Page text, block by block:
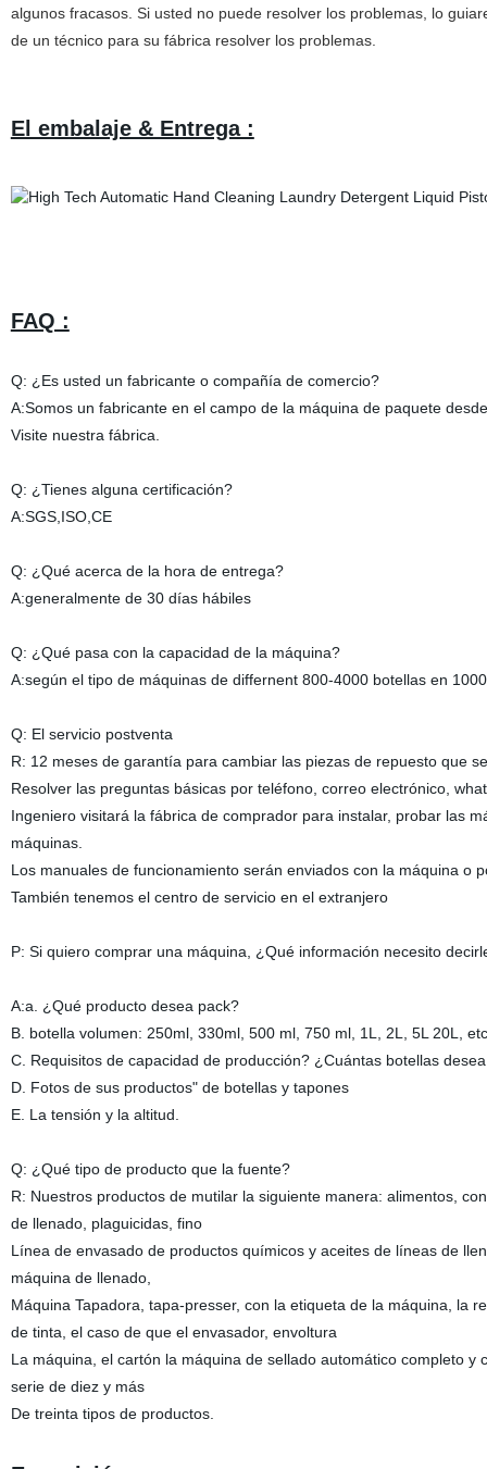
algunos fracasos. Si usted no puede resolver los problemas, lo
de un técnico para su fábrica resolver los problemas.
El embalaje & Entrega :
FAQ :
Q: ¿Es usted un fabricante o compañía de comercio?
A:Somos un fabricante en el campo de la máquina de paquete
Visite nuestra fábrica.
Q: ¿Tienes alguna certificación?
A:SGS,ISO,CE
Q: ¿Qué acerca de la hora de entrega?
A:generalmente de 30 días hábiles
Q: ¿Qué pasa con la capacidad de la máquina?
A:según el tipo de máquinas de differnent 800-4000 botellas en
Q: El servicio postventa
R: 12 meses de garantía para cambiar las piezas de repuesto que
Resolver las preguntas básicas por teléfono, correo electrónico,
Ingeniero visitará la fábrica de comprador para instalar, probar las
máquinas.
Los manuales de funcionamiento serán enviados con la máquina o
También tenemos el centro de servicio en el extranjero
P: Si quiero comprar una máquina, ¿Qué información necesito
A:a. ¿Qué producto desea pack?
B. botella volumen: 250ml, 330ml, 500 ml, 750 ml, 1L, 2L, 5L 20L,
C. Requisitos de capacidad de producción? ¿Cuántas botellas
D. Fotos de sus productos" de botellas y tapones
E. La tensión y la altitud.
Q: ¿Qué tipo de producto que la fuente?
R: Nuestros productos de mutilar la siguiente manera: alimentos,
de llenado, plaguicidas, fino
Línea de envasado de productos químicos y aceites de líneas de
máquina de llenado,
Máquina Tapadora, tapa-presser, con la etiqueta de la máquina, la
de tinta, el caso de que el envasador, envoltura
La máquina, el cartón la máquina de sellado automático completo
serie de diez y más
De treinta tipos de productos.